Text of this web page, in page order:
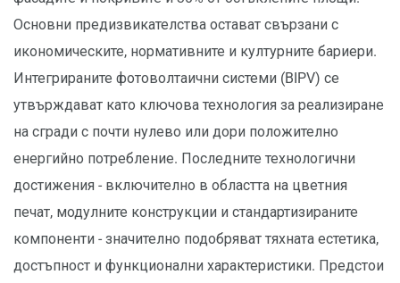
Основни предизвикателства остават свързани с
икономическите, нормативните и културните бариери.
Интегрираните фотоволтаични системи (BIPV) се
утвърждават като ключова технология за реализиране
на сгради с почти нулево или дори положително
енергийно потребление. Последните технологични
достижения - включително в областта на цветния
печат, модулните конструкции и стандартизираните
компоненти - значително подобряват тяхната естетика,
достъпност и функционални характеристики. Предстои